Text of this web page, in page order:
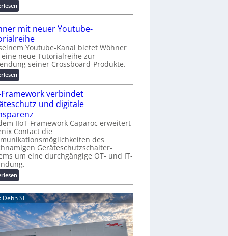
r
o
s
t
e
n
f
a
l
l
e
:
A
A
Z
ü
r
i
c
:
T
r
e
f
f
p
u
n
k
f
ü
r
p
mit neuer Youtube-
Youtube-Kanal bietet Wöhner
neue Tutorialreihe zur
seiner Crossboard-Produkte.
:
W
ö
h
n
e
r
m
i
t
n
e
u
e
r
Y
o
u
Framework verbindet
und digitale
IIoT-Framework Caparoc erweitert
Contact die
des
Geräteschutzschalter-
um eine durchgängige OT- und IT-
:
I
I
o
T
-
F
Dehn SE